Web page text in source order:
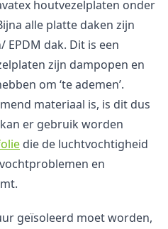
houtvezelplaten onder
alle platte daken zijn
dak. Dit is een
zijn dampopen en
om ‘te ademen’.
materiaal is, is dit dus
er gebruik worden
die de luchtvochtigheid
en
geïsoleerd moet worden,